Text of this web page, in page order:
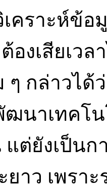
คราะห์ข้อ
องเสียเว
กล่าวได้
ฒนาเทคโ
ต่ยังเป็นก
ยาว เพร